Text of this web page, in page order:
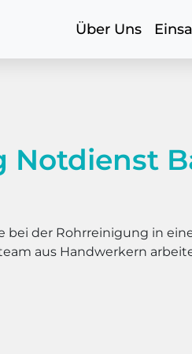
Über Uns
Notdienst
bei der Rohrreinigung in
aus Handwerkern